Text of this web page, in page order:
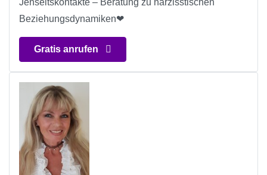
Jenseitskontakte – Beratung zu narzisstischen
Beziehungsdynamiken❤
Gratis anrufen